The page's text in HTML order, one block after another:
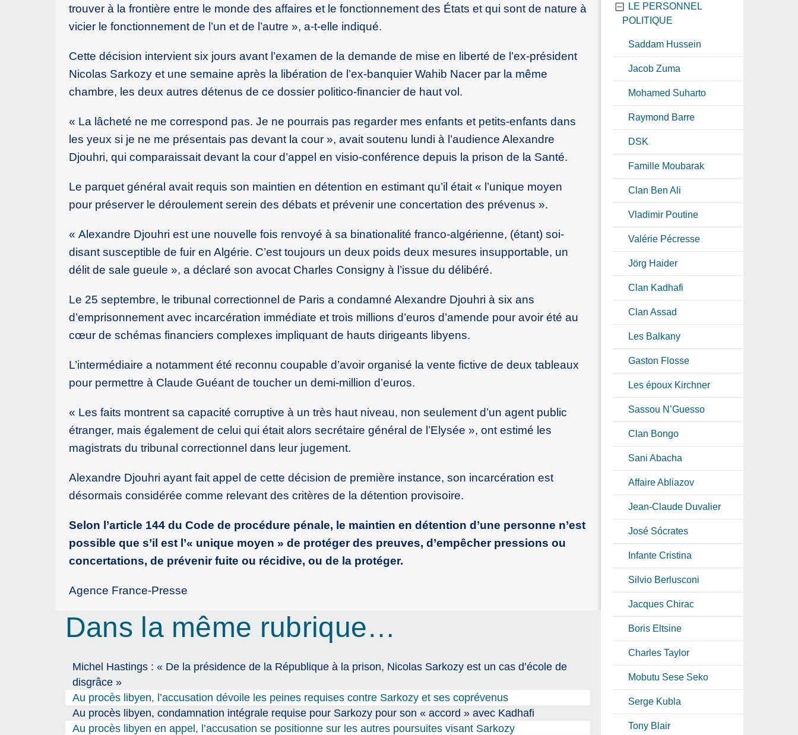
trouver à la frontière entre le monde des affaires et le fonctionnement des États et qui sont de nature à
vicier le fonctionnement de l’un et de l’autre », a-t-elle indiqué.
Cette décision intervient six jours avant l’examen de la demande de mise en liberté de l’ex-président
Nicolas Sarkozy et une semaine après la libération de l’ex-banquier Wahib Nacer par la même
chambre, les deux autres détenus de ce dossier politico-financier de haut vol.
« La lâcheté ne me correspond pas. Je ne pourrais pas regarder mes enfants et petits-enfants dans
les yeux si je ne me présentais pas devant la cour », avait soutenu lundi à l’audience Alexandre
Djouhri, qui comparaissait devant la cour d’appel en visio-conférence depuis la prison de la Santé.
Le parquet général avait requis son maintien en détention en estimant qu’il était « l’unique moyen
pour préserver le déroulement serein des débats et prévenir une concertation des prévenus ».
« Alexandre Djouhri est une nouvelle fois renvoyé à sa binationalité franco-algérienne, (étant) soi-
disant susceptible de fuir en Algérie. C’est toujours un deux poids deux mesures insupportable, un
délit de sale gueule », a déclaré son avocat Charles Consigny à l’issue du délibéré.
Le 25 septembre, le tribunal correctionnel de Paris a condamné Alexandre Djouhri à six ans
d’emprisonnement avec incarcération immédiate et trois millions d’euros d’amende pour avoir été au
cœur de schémas financiers complexes impliquant de hauts dirigeants libyens.
L’intermédiaire a notamment été reconnu coupable d’avoir organisé la vente fictive de deux tableaux
pour permettre à Claude Guéant de toucher un demi-million d’euros.
« Les faits montrent sa capacité corruptive à un très haut niveau, non seulement d’un agent public
étranger, mais également de celui qui était alors secrétaire général de l’Elysée », ont estimé les
magistrats du tribunal correctionnel dans leur jugement.
Alexandre Djouhri ayant fait appel de cette décision de première instance, son incarcération est
désormais considérée comme relevant des critères de la détention provisoire.
Selon l’article 144 du Code de procédure pénale, le maintien en détention d’une personne n’est
possible que s’il est l’« unique moyen » de protéger des preuves, d’empêcher pressions ou
concertations, de prévenir fuite ou récidive, ou de la protéger.
Agence France-Presse
Dans la même rubrique…
Michel Hastings : « De la présidence de la République à la prison, Nicolas Sarkozy est un cas d’école de
disgrâce »
Au procès libyen, l’accusation dévoile les peines requises contre Sarkozy et ses coprévenus
Au procès libyen, condamnation intégrale requise pour Sarkozy pour son « accord » avec Kadhafi
Au procès libyen en appel, l’accusation se positionne sur les autres poursuites visant Sarkozy
LE PERSONNEL
POLITIQUE
Saddam Hussein
Jacob Zuma
Mohamed Suharto
Raymond Barre
DSK
Famille Moubarak
Clan Ben Ali
Vladimir Poutine
Valérie Pécresse
Jörg Haider
Clan Kadhafi
Clan Assad
Les Balkany
Gaston Flosse
Les époux Kirchner
Sassou N’Guesso
Clan Bongo
Sani Abacha
Affaire Abliazov
Jean-Claude Duvalier
José Sócrates
Infante Cristina
Silvio Berlusconi
Jacques Chirac
Boris Eltsine
Charles Taylor
Mobutu Sese Seko
Serge Kubla
Tony Blair